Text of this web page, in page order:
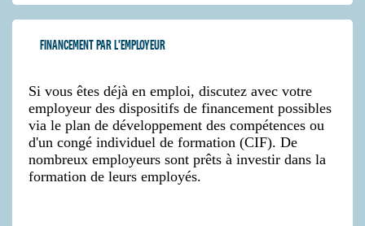
FINANCEMENT PAR L'EMPLOYEUR
Si vous êtes déjà en emploi, discutez avec votre
employeur des dispositifs de financement possibles
via le plan de développement des compétences ou
d'un congé individuel de formation (CIF). De
nombreux employeurs sont prêts à investir dans la
formation de leurs employés.